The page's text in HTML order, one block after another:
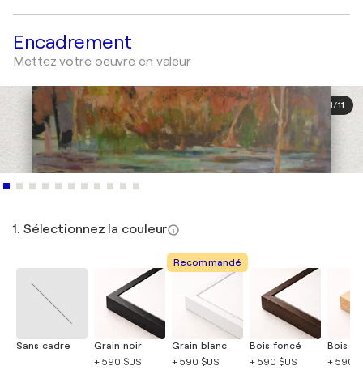
Encadrement
Mettez votre oeuvre en valeur
1/11
1. Sélectionnez la couleur
Sans cadre
Grain noir
+ 590 $US
Recommandé
Grain blanc
+ 590 $US
Bois foncé
+ 590 $US
Bois
+ 590